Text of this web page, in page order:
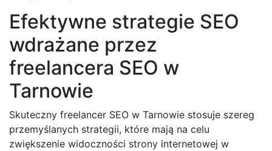
Efektywne strategie SEO
wdrażane przez
freelancera SEO w
Tarnowie
Skuteczny freelancer SEO w Tarnowie stosuje szereg
przemyślanych strategii, które mają na celu
zwiększenie widoczności strony internetowej w